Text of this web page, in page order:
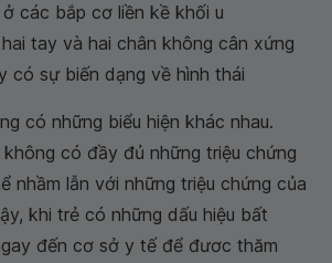
ở các bắp cơ liền kề khối u
tay và hai chân không cân xứng
có sự biến dạng về hình thái
có những biểu hiện khác nhau.
có đầy đủ những triệu chứng
nhầm lẫn với những triệu chứng của
khi trẻ có những dấu hiệu bất
đến cơ sở y tế để đươc thăm